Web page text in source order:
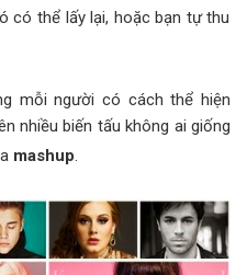
có thể lấy lại, hoặc bạn tự thu
mỗi người có cách thể hiện
nhiều biến tấu không ai giống
mashup.